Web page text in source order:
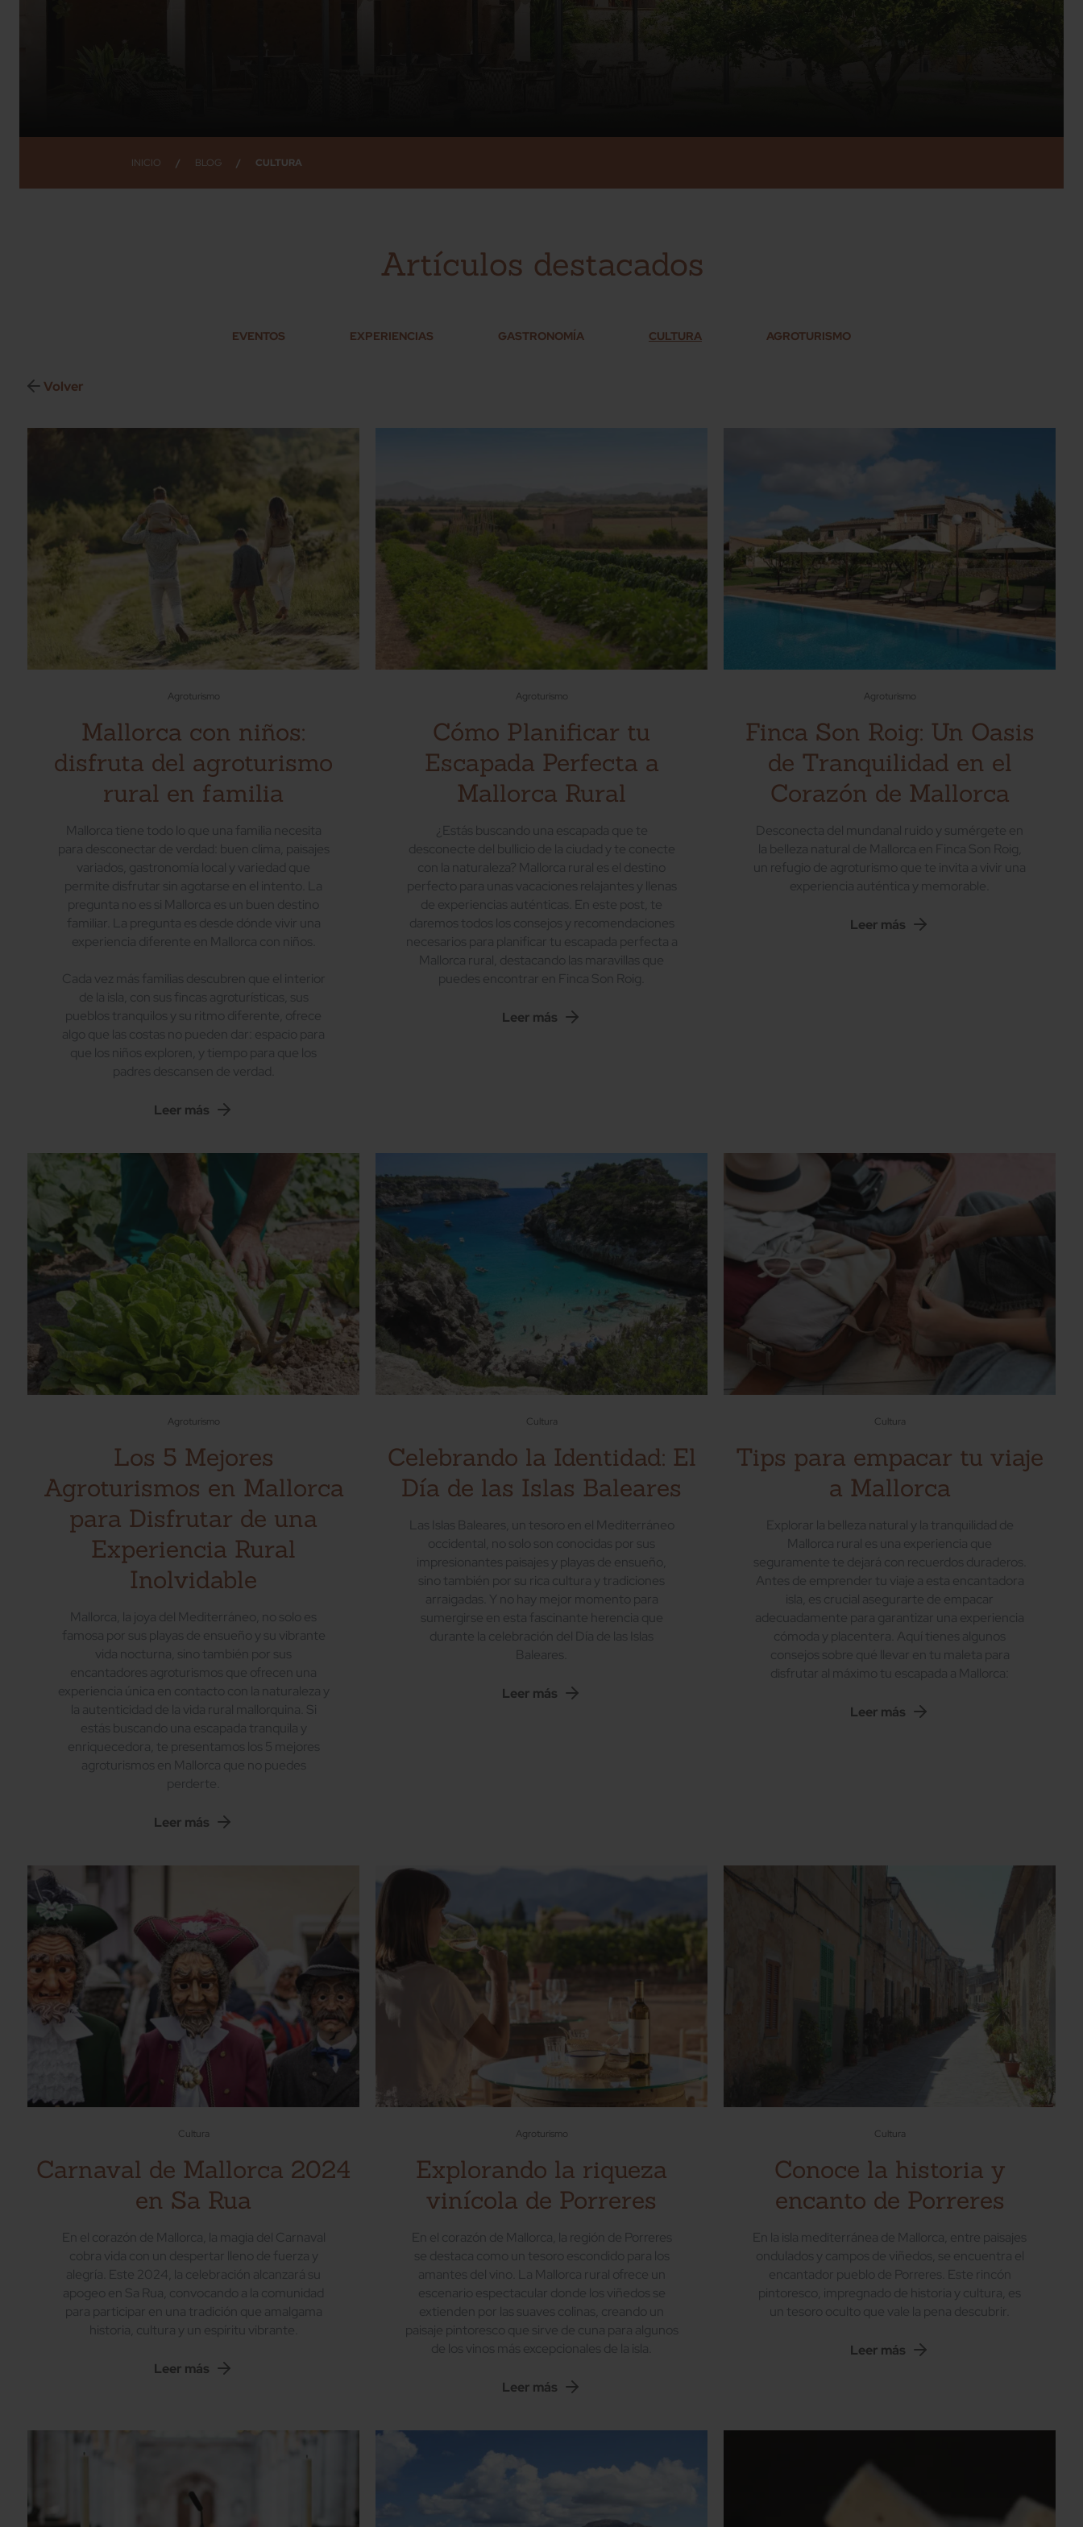
INICIO / BLOG / CULTURA
Artículos destacados
EVENTOS EXPERIENCIAS GASTRONOMÍA CULTURA AGROTURISMO
Volver
Agroturismo
Mallorca con niños:
disfruta del agroturismo
rural en familia
Mallorca tiene todo lo que una familia necesita
para desconectar de verdad: buen clima, paisajes
variados, gastronomía local y variedad que
permite disfrutar sin agotarse en el intento. La
pregunta no es si Mallorca es un buen destino
familiar. La pregunta es desde dónde vivir una
experiencia diferente en Mallorca con niños.
Cada vez más familias descubren que el interior
de la isla, con sus fincas agroturísticas, sus
pueblos tranquilos y su ritmo diferente, ofrece
algo que las costas no pueden dar: espacio para
que los niños exploren, y tiempo para que los
padres descansen de verdad.
Leer más
Agroturismo
Cómo Planificar tu
Escapada Perfecta a
Mallorca Rural
¿Estás buscando una escapada que te
desconecte del bullicio de la ciudad y te conecte
con la naturaleza? Mallorca rural es el destino
perfecto para unas vacaciones relajantes y llenas
de experiencias auténticas. En este post, te
daremos todos los consejos y recomendaciones
necesarios para planificar tu escapada perfecta a
Mallorca rural, destacando las maravillas que
puedes encontrar en Finca Son Roig.
Leer más
Agroturismo
Finca Son Roig: Un Oasis
de Tranquilidad en el
Corazón de Mallorca
Desconecta del mundanal ruido y sumérgete en
la belleza natural de Mallorca en Finca Son Roig,
un refugio de agroturismo que te invita a vivir una
experiencia auténtica y memorable.
Leer más
Agroturismo
Los 5 Mejores
Agroturismos en Mallorca
para Disfrutar de una
Experiencia Rural
Inolvidable
Mallorca, la joya del Mediterráneo, no solo es
famosa por sus playas de ensueño y su vibrante
vida nocturna, sino también por sus
encantadores agroturismos que ofrecen una
experiencia única en contacto con la naturaleza y
la autenticidad de la vida rural mallorquina. Si
estás buscando una escapada tranquila y
enriquecedora, te presentamos los 5 mejores
agroturismos en Mallorca que no puedes
perderte.
Leer más
Cultura
Celebrando la Identidad: El
Día de las Islas Baleares
Las Islas Baleares, un tesoro en el Mediterráneo
occidental, no solo son conocidas por sus
impresionantes paisajes y playas de ensueño,
sino también por su rica cultura y tradiciones
arraigadas. Y no hay mejor momento para
sumergirse en esta fascinante herencia que
durante la celebración del Día de las Islas
Baleares.
Leer más
Cultura
Tips para empacar tu viaje
a Mallorca
Explorar la belleza natural y la tranquilidad de
Mallorca rural es una experiencia que
seguramente te dejará con recuerdos duraderos.
Antes de emprender tu viaje a esta encantadora
isla, es crucial asegurarte de empacar
adecuadamente para garantizar una experiencia
cómoda y placentera. Aquí tienes algunos
consejos sobre qué llevar en tu maleta para
disfrutar al máximo tu escapada a Mallorca:
Leer más
Cultura
Carnaval de Mallorca 2024
en Sa Rua
En el corazón de Mallorca, la magia del Carnaval
cobra vida con un despertar lleno de fuerza y
alegría. Este 2024, la celebración alcanzará su
apogeo en Sa Rua, convocando a la comunidad
para participar en una tradición que amalgama
historia, cultura y un espíritu vibrante.
Leer más
Agroturismo
Explorando la riqueza
vinícola de Porreres
En el corazón de Mallorca, la región de Porreres
se destaca como un tesoro escondido para los
amantes del vino. La Mallorca rural ofrece un
escenario espectacular donde los viñedos se
extienden por las suaves colinas, creando un
paisaje pintoresco que sirve de cuna para algunos
de los vinos más excepcionales de la isla.
Leer más
Cultura
Conoce la historia y
encanto de Porreres
En la isla mediterránea de Mallorca, entre paisajes
ondulados y campos de viñedos, se encuentra el
encantador pueblo de Porreres. Este rincón
pintoresco, impregnado de historia y cultura, es
un tesoro oculto que vale la pena descubrir.
Leer más